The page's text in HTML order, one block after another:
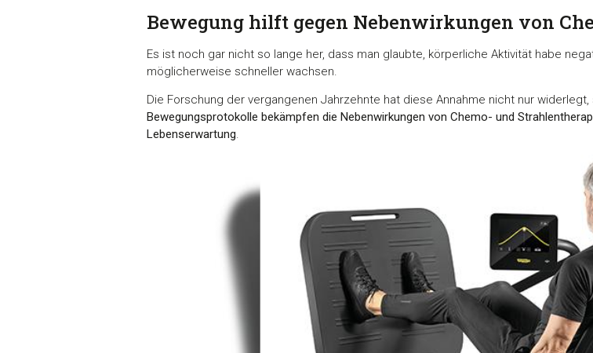
Bewegung hilft gegen Nebenwirkungen von
Es ist noch gar nicht so lange her, dass man glaubte, körperliche Aktivität habe
möglicherweise schneller wachsen.
Die Forschung der vergangenen Jahrzehnte hat diese Annahme nicht nur
Bewegungsprotokolle bekämpfen die Nebenwirkungen von Chemo- und
Lebenserwartung.